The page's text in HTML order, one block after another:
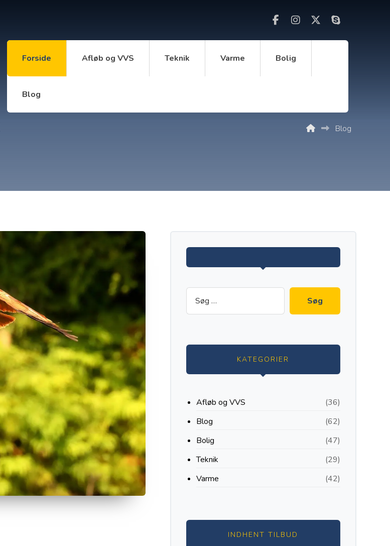
Forside Afløb og VVS Teknik Varme Bolig
Blog
Blog
KATEGORIER
Afløb og VVS
(36)
Blog
(62)
Bolig
(47)
Teknik
(29)
Varme
(42)
INDHENT TILBUD